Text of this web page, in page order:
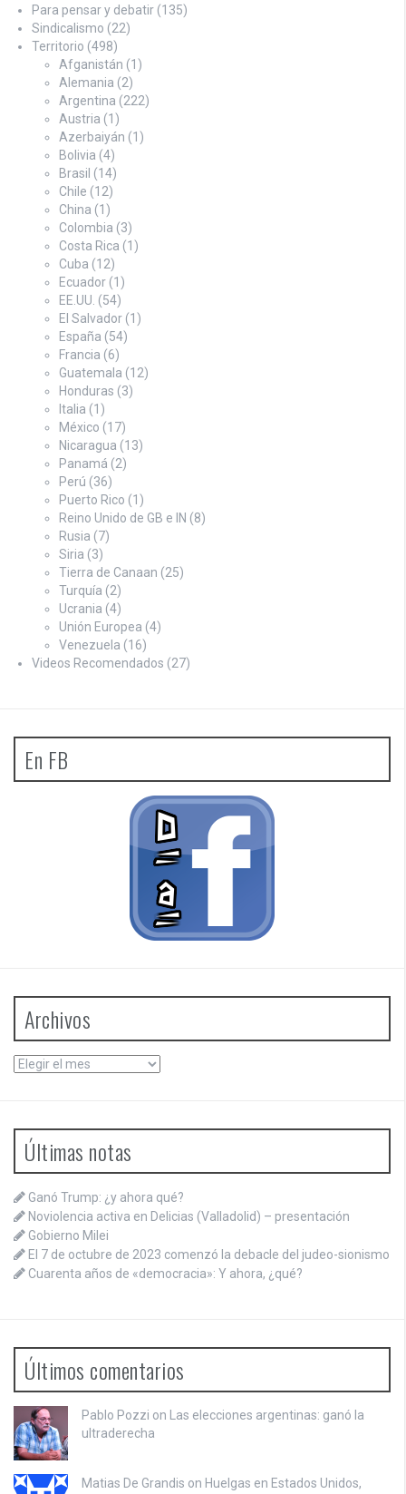
Para pensar y debatir (135)
Sindicalismo (22)
Territorio (498)
Afganistán (1)
Alemania (2)
Argentina (222)
Austria (1)
Azerbaiyán (1)
Bolivia (4)
Brasil (14)
Chile (12)
China (1)
Colombia (3)
Costa Rica (1)
Cuba (12)
Ecuador (1)
EE.UU. (54)
El Salvador (1)
España (54)
Francia (6)
Guatemala (12)
Honduras (3)
Italia (1)
México (17)
Nicaragua (13)
Panamá (2)
Perú (36)
Puerto Rico (1)
Reino Unido de GB e IN (8)
Rusia (7)
Siria (3)
Tierra de Canaan (25)
Turquía (2)
Ucrania (4)
Unión Europea (4)
Venezuela (16)
Videos Recomendados (27)
En FB
Archivos
Archivos
Últimas notas
Ganó Trump: ¿y ahora qué?
Noviolencia activa en Delicias (Valladolid) – presentación
Gobierno Milei
El 7 de octubre de 2023 comenzó la debacle del judeo-sionismo
Cuarenta años de «democracia»: Y ahora, ¿qué?
Últimos comentarios
Pablo Pozzi on
Las elecciones argentinas: ganó la
ultraderecha
Matias De Grandis on Huelgas en Estados Unidos,